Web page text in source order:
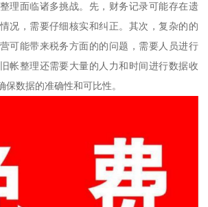
理面临诸多挑战。先，财务记录可能存在遗
况，需要仔细核实和纠正。其次，复杂的的
可能带来税务方面的的问题，需要人员进行
帐整理还需要大量的人力和时间进行数据收
保数据的准确性和可比性。